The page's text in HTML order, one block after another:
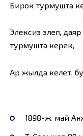
Бирок турмушта
Элексиз элеп,
турмушта керек,
Ар жылда келет,
1898-ж. май